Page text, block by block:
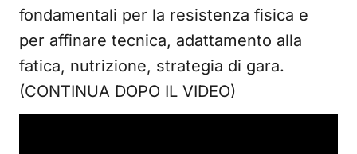
fondamentali per la resistenza fisica e
per affinare tecnica, adattamento alla
fatica, nutrizione, strategia di gara.
(CONTINUA DOPO IL VIDEO)